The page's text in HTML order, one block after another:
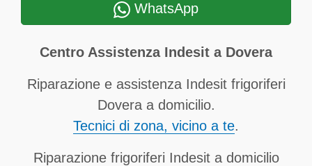
WhatsApp
Centro Assistenza Indesit a Dovera
Riparazione e assistenza Indesit frigoriferi
Dovera a domicilio.
Tecnici di zona, vicino a te.
Riparazione frigoriferi Indesit a domicilio